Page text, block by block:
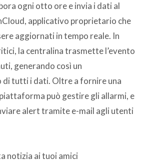
ogni otto ore e invia i dati al
applicativo proprietario che
aggiornati in tempo reale. In
la centralina trasmette l’evento
generando così un
di tutti i dati. Oltre a fornire una
può gestire gli allarmi, e
alert tramite e-mail agli utenti
notizia ai tuoi amici